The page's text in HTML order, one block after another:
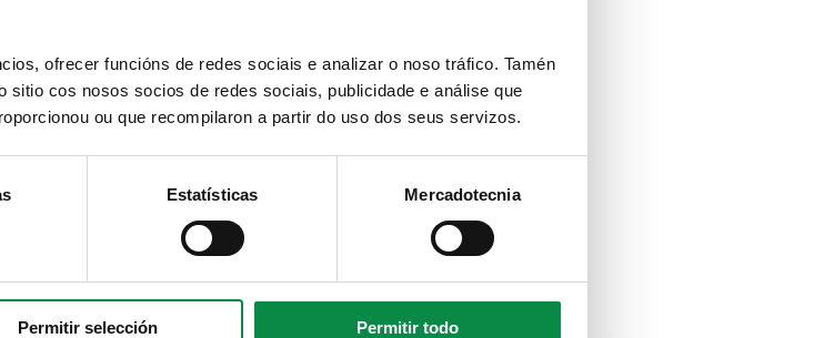
ofrecer funcións de redes sociais e analizar o noso tráfico. Tamén
cos nosos socios de redes sociais, publicidade e análise que
ou que recompilaron a partir do uso dos seus servizos.
Estatísticas Mercadotecnia
Permitir selección Permitir todo